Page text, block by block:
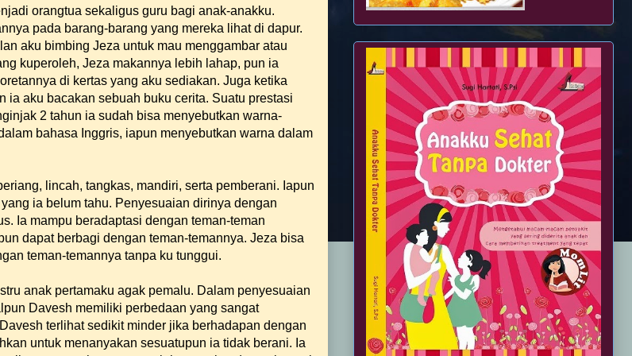
orangtua sekaligus guru bagi anak-anakku.
pada barang-barang yang mereka lihat di dapur.
aku bimbing Jeza untuk mau menggambar atau
kuperoleh, Jeza makannya lebih lahap, pun ia
di kertas yang aku sediakan. Juga ketika
ia aku bacakan sebuah buku cerita. Suatu prestasi
2 tahun ia sudah bisa menyebutkan warna-
bahasa Inggris, iapun menyebutkan warna dalam
lincah, tangkas, mandiri, serta pemberani. Iapun
ia belum tahu. Penyesuaian dirinya dengan
Ia mampu beradaptasi dengan teman-teman
dapat berbagi dengan teman-temannya. Jeza bisa
teman-temannya tanpa ku tunggui.
anak pertamaku agak pemalu. Dalam penyesuaian
Davesh memiliki perbedaan yang sangat
terlihat sedikit minder jika berhadapan dengan
untuk menanyakan sesuatupun ia tidak berani. Ia